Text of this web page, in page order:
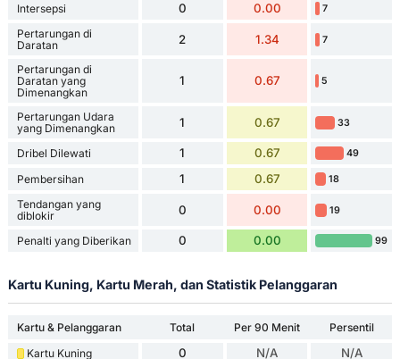
Intersepsi 0 0.00 7
Pertarungan di
Daratan
2 1.34 7
Pertarungan di
Daratan yang
Dimenangkan
1 0.67 5
Pertarungan Udara
yang Dimenangkan
1 0.67 33
Dribel Dilewati 1 0.67 49
Pembersihan 1 0.67 18
Tendangan yang
diblokir
0 0.00 19
Penalti yang Diberikan 0 0.00 99
Kartu Kuning, Kartu Merah, dan Statistik Pelanggaran
Kartu & Pelanggaran Total Per 90 Menit
Persentil
Kartu Kuning
0 N/A N/A